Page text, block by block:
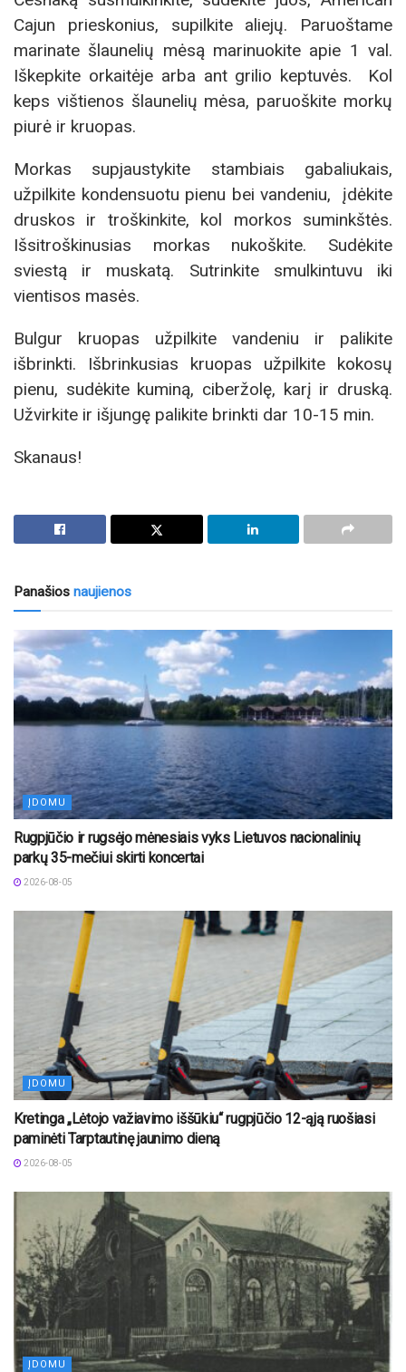
Cajun prieskonius, supilkite aliejų. Paruoštame
marinate šlaunelių mėsą marinuokite apie 1 val.
Iškepkite orkaitėje arba ant grilio keptuvės. Kol
keps vištienos šlaunelių mėsa, paruoškite morkų
piurė ir kruopas.
Morkas supjaustykite stambiais gabaliukais,
užpilkite kondensuotu pienu bei vandeniu, įdėkite
druskos ir troškinkite, kol morkos suminkštės.
Išsitroškinusias morkas nukoškite. Sudėkite
sviestą ir muskatą. Sutrinkite smulkintuvu iki
vientisos masės.
Bulgur kruopas užpilkite vandeniu ir palikite
išbrinkti. Išbrinkusias kruopas užpilkite kokosų
pienu, sudėkite kuminą, ciberžolę, karį ir druską.
Užvirkite ir išjungę palikite brinkti dar 10-15 min.
Skanaus!
Panašios naujienos
ĮDOMU
Rugpjūčio ir rugsėjo mėnesiais vyks Lietuvos nacionalinių
parkų 35-mečiui skirti koncertai
2026-08-05
ĮDOMU
Kretinga „Lėtojo važiavimo iššūkiu“ rugpjūčio 12-ąją ruošiasi
paminėti Tarptautinę jaunimo dieną
2026-08-05
ĮDOMU